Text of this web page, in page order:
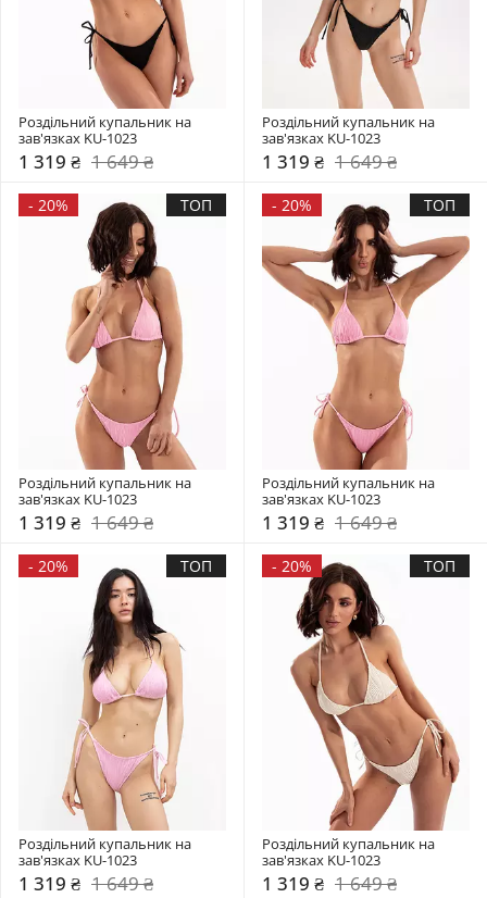
Роздільний купальник на
зав'язках KU-1023
1 319 ₴ 1 649 ₴
Роздільний купальник на
зав'язках KU-1023
1 319 ₴ 1 649 ₴
- 20% ТОП
Роздільний купальник на
зав'язках KU-1023
1 319 ₴ 1 649 ₴
- 20% ТОП
Роздільний купальник на
зав'язках KU-1023
1 319 ₴ 1 649 ₴
- 20% ТОП
Роздільний купальник на
зав'язках KU-1023
1 319 ₴ 1 649 ₴
- 20% ТОП
Роздільний купальник на
зав'язках KU-1023
1 319 ₴ 1 649 ₴